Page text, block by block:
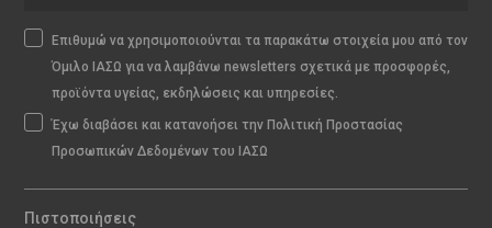
Επιθυμώ να χρησιμοποιούνται τα παρακάτω στοιχεία μου από τον
Όμιλο ΙΑΣΩ για να λαμβάνω newsletters σχετικά με προσφορές,
προϊόντα υγείας, εκδηλώσεις και υπηρεσίες.
Έχω διαβάσει και κατανοήσει την Πολιτική Προστασίας
Προσωπικών Δεδομένων του ΙΑΣΩ
Πιστοποιήσεις